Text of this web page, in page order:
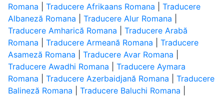
Romana
Traducere Afrikaans Romana
Traducere
Albaneză Romana
Traducere Alur Romana
Traducere Amharică Romana
Traducere Arabă
Romana
Traducere Armeană Romana
Traducere
Asameză Romana
Traducere Avar Romana
Traducere Awadhi Romana
Traducere Aymara
Romana
Traducere Azerbaidjană Romana
Traducere
Balineză Romana
Traducere Baluchi Romana